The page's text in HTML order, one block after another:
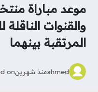
موعد مباراة
والقنوات الناقلة
المرتقبة بينهما
ahmedمنذ شهرينon